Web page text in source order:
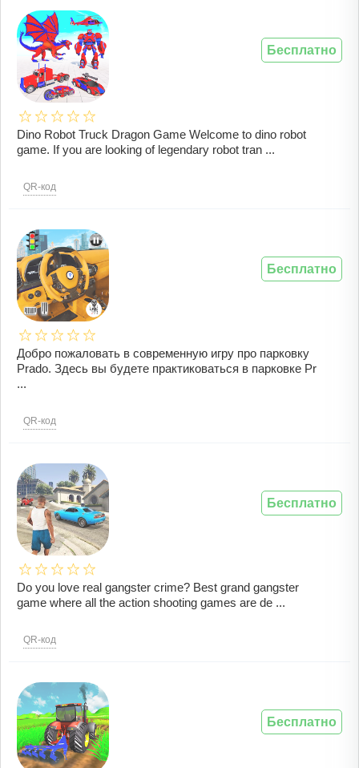
Dino Robot Truck Dragon Game Welcome to dino robot
game. If you are looking of legendary robot tran ...
QR-код
Бесплатно
Добро пожаловать в современную игру про парковку
Prado. Здесь вы будете практиковаться в парковке Pr
...
QR-код
Бесплатно
Do you love real gangster crime? Best grand gangster
game where all the action shooting games are de ...
QR-код
Бесплатно
Бесплатно